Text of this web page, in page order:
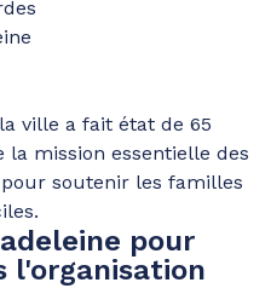
ville a fait état de 65
la mission essentielle des
soutenir les familles
pour
l'organisation